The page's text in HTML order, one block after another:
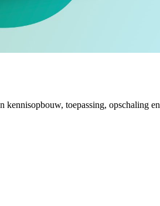
kennisopbouw, toepassing, opschaling en